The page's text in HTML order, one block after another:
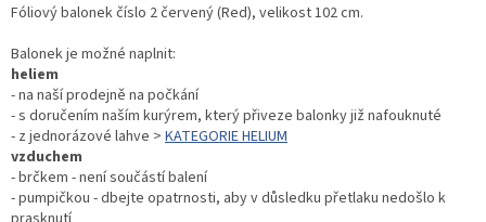
Fóliový balonek číslo 2 červený (Red), velikost 102 cm.
Balonek je možné naplnit:
heliem
- na naší prodejně na počkání
- s doručením naším kurýrem, který přiveze balonky již nafouknuté
- z jednorázové lahve > KATEGORIE HELIUM
vzduchem
- brčkem - není součástí balení
- pumpičkou - dbejte opatrnosti, aby v důsledku přetlaku nedošlo k